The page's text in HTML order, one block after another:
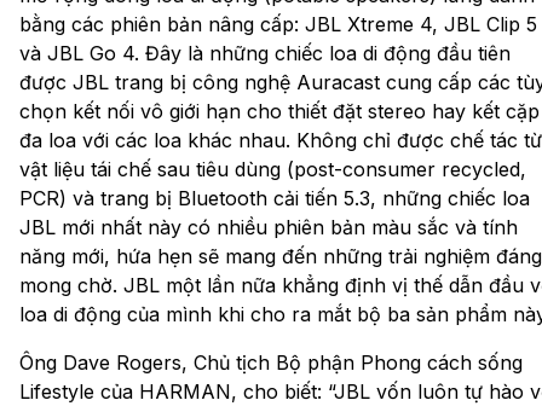
bằng các phiên bản nâng cấp: JBL Xtreme 4, JBL Clip 5
và JBL Go 4. Đây là những chiếc loa di động đầu tiên
được JBL trang bị công nghệ Auracast cung cấp các
chọn kết nối vô giới hạn cho thiết đặt stereo hay kết cặp
đa loa với các loa khác nhau. Không chỉ được chế tác từ
vật liệu tái chế sau tiêu dùng (post-consumer recycled,
PCR) và trang bị Bluetooth cải tiến 5.3, những chiếc loa
JBL mới nhất này có nhiều phiên bản màu sắc và tính
năng mới, hứa hẹn sẽ mang đến những trải nghiệm đáng
mong chờ. JBL một lần nữa khẳng định vị thế dẫn đầu
loa di động của mình khi cho ra mắt bộ ba sản phẩm
Ông Dave Rogers, Chủ tịch Bộ phận Phong cách sống
Lifestyle của HARMAN, cho biết: “JBL vốn luôn tự hào